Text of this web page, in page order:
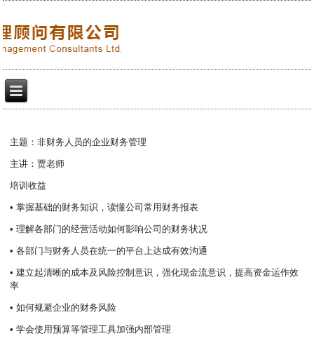
主题：非财务人员的企业财务管理
主讲：贾老师
培训收益
• 掌握基础的财务知识，读懂公司常用财务报表
• 理解各部门的经营活动如何影响公司的财务状况
• 各部门与财务人员在统一的平台上达成有效沟通
• 建立起清晰的成本及风险控制意识，强化现金流意识，提高资金运作效
率
• 如何规避企业的财务风险
• 学会使用预算等管理工具加强内部管理